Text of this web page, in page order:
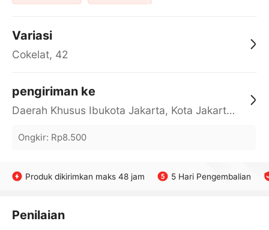
Variasi
Cokelat, 42
pengiriman ke
Daerah Khusus Ibukota Jakarta, Kota Jakarta Barat, Cengkareng, yy
Ongkir: Rp8.500
Produk dikirimkan maks 48 jam 5 Hari Pengembalian
Penilaian